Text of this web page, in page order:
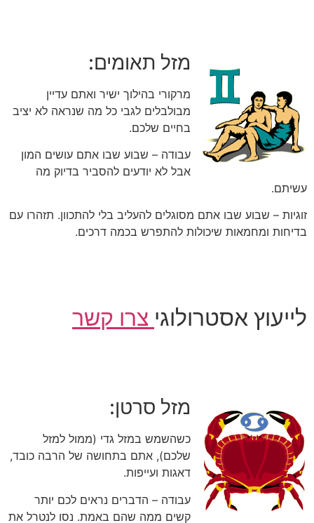
מזל תאומים:
מרקורי בהילוך ישיר ואתם עדיין
מבולבלים לגבי כל מה שנראה לא יציב
בחיים שלכם.
עבודה – שבוע שבו אתם עושים המון
אבל לא יודעים להסביר בדיוק מה
עשיתם.
זוגיות – שבוע שבו אתם מסוגלים להעליב בלי להתכוון. תזהרו עם
בדיחות ומחמאות שיכולות להתפרש בכמה דרכים.
לייעוץ אסטרולוגי צרו קשר
מזל סרטן:
כשהשמש במזל גדי (ממול למזל
שלכם), אתם בתחושה של הרבה כובד,
דאגות ועייפות.
עבודה – הדברים נראים לכם יותר
קשים ממה שהם באמת. נסו לנטרל את